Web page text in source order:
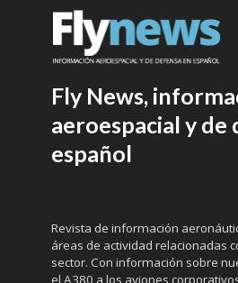
Fly News,
aeroespacial y de
español
Revista de información
áreas de actividad relacionadas
sector. Con información sobre
el A380 a los aviones